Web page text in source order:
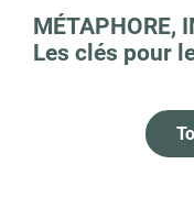
MÉTAPHORE,
Les clés pour